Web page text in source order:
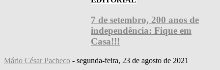
7 de setembro, 200 anos de
independência: Fique em
Casa!!!
Mário César Pacheco - segunda-feira, 23 de agosto de 2021